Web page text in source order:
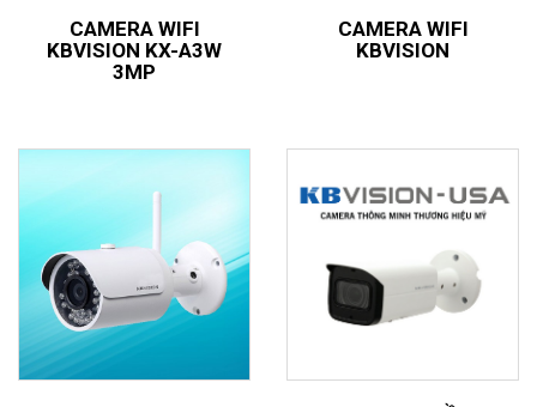
CAMERA WIFI
KBVISION KX-A3W
3MP
CAMERA WIFI
KBVISION